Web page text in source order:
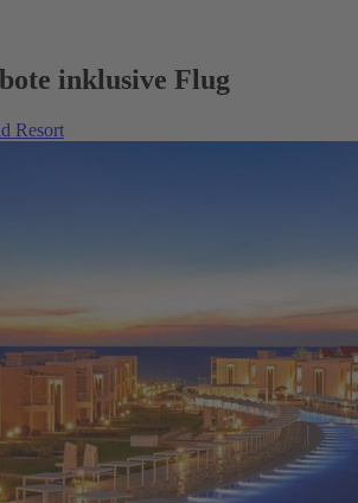
inklusive Flug
Resort